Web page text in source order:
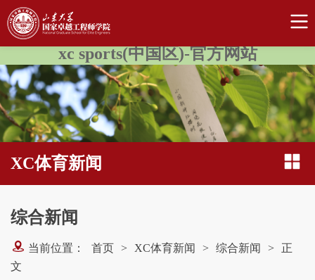
xc sports(中国区)-官方网站
XC体育新闻
综合新闻
当前位置： 首页 > XC体育新闻 > 综合新闻 >
正
文